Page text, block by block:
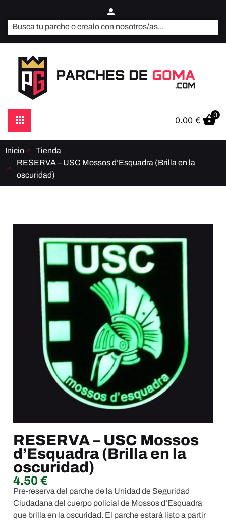
0.00 €
0
Inicio
Tienda
RESERVA – USC Mossos d’Esquadra (Brilla en la
oscuridad)
RESERVA – USC Mossos
d’Esquadra (Brilla en la
oscuridad)
4.50€
Pre-reserva del parche de la Unidad de Seguridad
Ciudadana del cuerpo policial de Mossos d’Esquadra
que brilla en la oscuridad. El parche estará listo a partir